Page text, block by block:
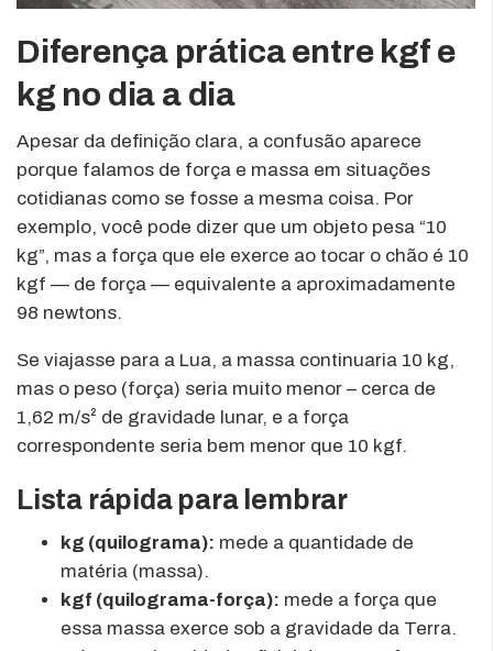
Diferença prática entre kgf e
kg no dia a dia
Apesar da definição clara, a confusão aparece
porque falamos de força e massa em situações
cotidianas como se fosse a mesma coisa. Por
exemplo, você pode dizer que um objeto pesa “10
kg”, mas a força que ele exerce ao tocar o chão é 10
kgf — de força — equivalente a aproximadamente
98 newtons.
Se viajasse para a Lua, a massa continuaria 10 kg,
mas o peso (força) seria muito menor – cerca de
1,62 m/s² de gravidade lunar, e a força
correspondente seria bem menor que 10 kgf.
Lista rápida para lembrar
kg (quilograma): mede a quantidade de
matéria (massa).
kgf (quilograma-força): mede a força que
essa massa exerce sob a gravidade da Terra.